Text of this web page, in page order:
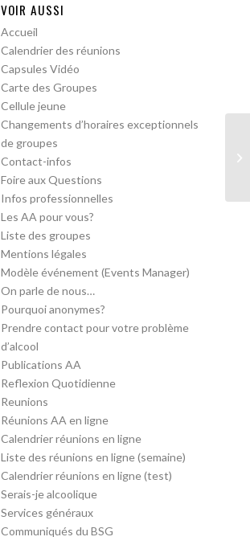
VOIR AUSSI
Accueil
Calendrier des réunions
Capsules Vidéo
Carte des Groupes
Cellule jeune
Changements d’horaires exceptionnels
de groupes
Contact-infos
Foire aux Questions
Infos professionnelles
Les AA pour vous?
Liste des groupes
Mentions légales
Modèle événement (Events Manager)
On parle de nous…
Pourquoi anonymes?
Prendre contact pour votre problème
d’alcool
Publications AA
Reflexion Quotidienne
Reunions
Réunions AA en ligne
Calendrier réunions en ligne
Liste des réunions en ligne (semaine)
Calendrier réunions en ligne (test)
Serais-je alcoolique
Services généraux
Communiqués du BSG